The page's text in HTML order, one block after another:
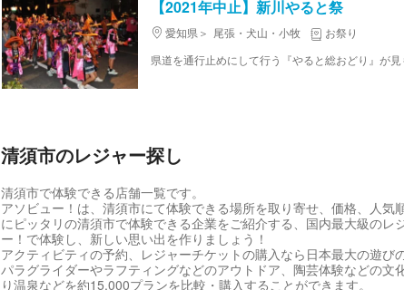
【2021年中止】新川やると祭
愛知県 尾張・犬山・小牧
お祭り
清須市のレジャー探し
清須市で体験できる店舗一覧です。
アソビュー！は、清須市にて体験できる場所を取り寄せ、価格、人
にピッタリの清須市で体験できる企業をご紹介する、国内最大級の
ー！で体験し、新しい思い出を作りましょう！
アクティビティの予約、レジャーチケットの購入なら日本最大の遊び
パラグライダーやラフティングなどのアウトドア、陶芸体験などの
り温泉などを約15,000プランを比較・購入することができます。